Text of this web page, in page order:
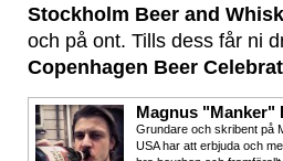
Stockholm Beer and
och på ont. Tills dess får ni
Copenhagen Beer
Magnus "Manker"
Grundare och skribent på
USA har att erbjuda och